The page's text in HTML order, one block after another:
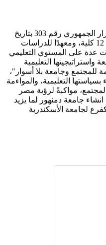
تأسست جامعة دمنهور بمقتضى القرار الجمهوري رقم 303 بتاريخ
26-10-2010، هذا وتضم الجامعة عدد 12 كلية، ومعهدًا للدراسات
عدة على المستوي التعليمي
التعليمية
للمجتمع وجامعة بلا أسوار"،
التعليمية، والمواءمة
مواكبةً لرؤية مصر
انشاء جامعة دمنهور لما يزيد
لجامعة الأسكندرية